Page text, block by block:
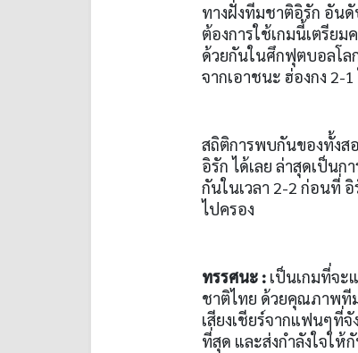
ทางฝั่งทีมชาติอิรัก อันดั
ต้องการใช้เกมนี้เตรีย
ด้วยกันในศึกฟุตบอลโล
จากเอาชนะ ฮ่องกง 2-1
สถิติการพบกันของทั้งส
อิรัก ได้เลย ล่าสุดเป็น
กันในเวลา 2-2 ก่อนที่
ไปครอง
ทรรศนะ :เป็นเกมที่จะ
ชาติไทย ด้วยคุณภาพที
เสียงเชียร์จากแฟนๆที่
ที่สุด และส่งกำลังใจให้